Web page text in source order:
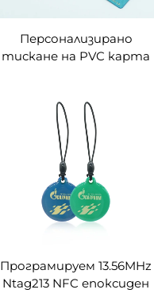
Персонализирано
тискане на PVC карта
карта / бизнес карта с
баркод и серийен номер
Програмируем 13.56MHz
Ntag213 NFC епоксиден